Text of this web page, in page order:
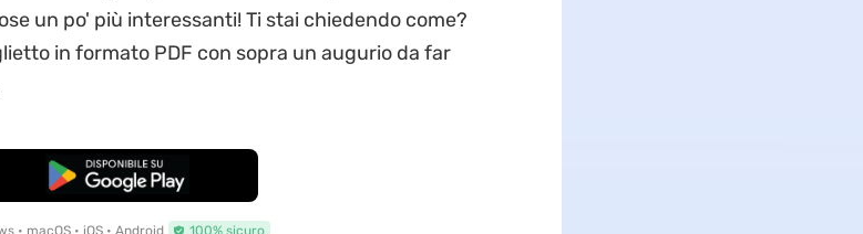
un po' più interessanti! Ti stai chiedendo come?
in formato PDF con sopra un augurio da far
Download Gratis
• macOS • iOS • Android 100% sicuro